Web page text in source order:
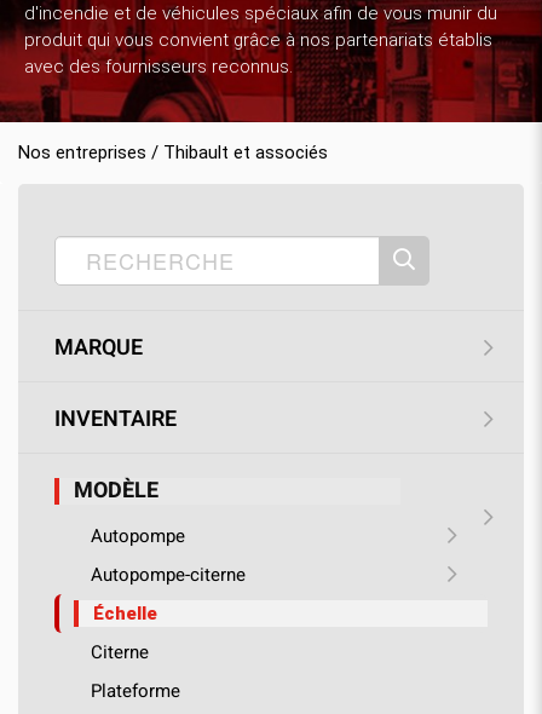
d'incendie et de véhicules spéciaux afin de vous munir du
produit qui vous convient grâce à nos partenariats établis
avec des fournisseurs reconnus.
Nos entreprises / Thibault et associés
MARQUE
INVENTAIRE
MODÈLE
Autopompe
Autopompe-citerne
Échelle
Citerne
Plateforme